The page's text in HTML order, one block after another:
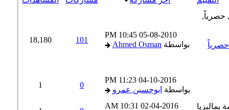
05-08-2010
10:45 PM
بواسطةAhmed Osman
101
18,180
04-10-2016
11:23 PM
بواسطةابوحسين عمرو
02-04-2016
10:31 AM